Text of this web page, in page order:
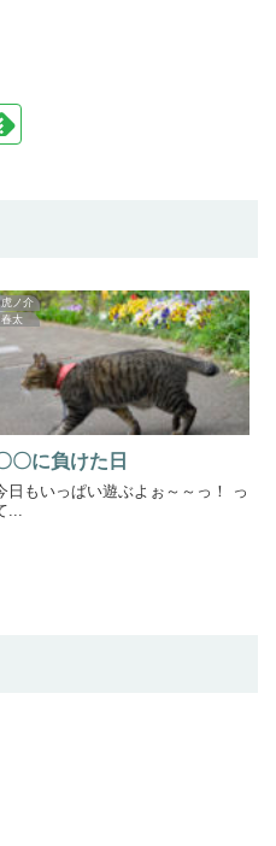
虎ノ介
春太
〇に負けた日
日もいっぱい遊ぶよぉ～～っ！ っ
...